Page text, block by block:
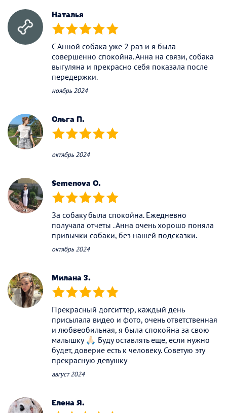
Наталья
(*) (*) (*) (*) (*)
С Анной собака уже 2 раз и я была
совершенно спокойна. Анна на связи, собака
выгуляна и прекрасно себя показала после
передержки.
ноябрь 2024
Ольга П.
(*) (*) (*) (*) (*)
октябрь 2024
Semenova O.
(*) (*) (*) (*) (*)
За собаку была спокойна. Ежедневно
получала отчеты . Анна очень хорошо поняла
привычки собаки, без нашей подсказки.
октябрь 2024
Милана З.
(*) (*) (*) (*) (*)
Прекрасный догситтер, каждый день
присылала видео и фото, очень ответственная
и любвеобильная, я была спокойна за свою
малышку 🙏🏻 Буду оставлять еще, если нужно
будет, доверие есть к человеку. Советую эту
прекрасную девушку
август 2024
Елена Я.